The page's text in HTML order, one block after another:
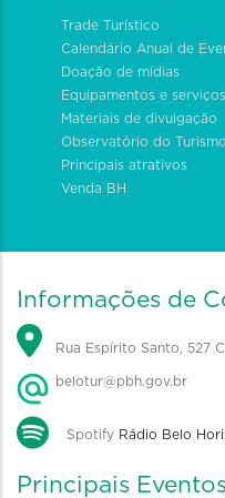
Trade Turístico
Calendário Anual de
Doação de mídias
Equipamentos e serviços
Materiais de divulgação
Observatório do Turismo
Principais atrativos
Venda BH
Informações de
Rua Espírito Santo, 527
belotur@pbh.gov.br
Spotify Rádio Belo
Principais